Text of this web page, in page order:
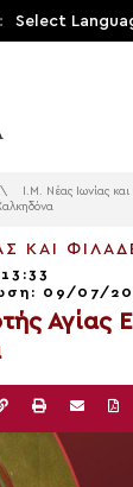
Select
\ Ι.Μ. Νέας Ιωνίας
ΚΑΙ
09/07/
Αγίας